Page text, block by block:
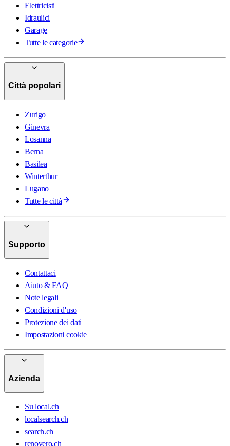
Elettricisti
Idraulici
Garage
Tutte le categorie
Città popolari
Zurigo
Ginevra
Losanna
Berna
Basilea
Winterthur
Lugano
Tutte le città
Supporto
Contattaci
Aiuto & FAQ
Note legali
Condizioni d'uso
Protezione dei dati
Impostazioni cookie
Azienda
Su local.ch
localsearch.ch
search.ch
renovero.ch